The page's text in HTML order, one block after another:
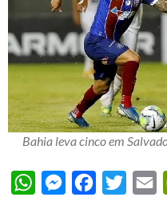
Bahia leva cinco em
WhatsAppMessengerFacebook
Twitter